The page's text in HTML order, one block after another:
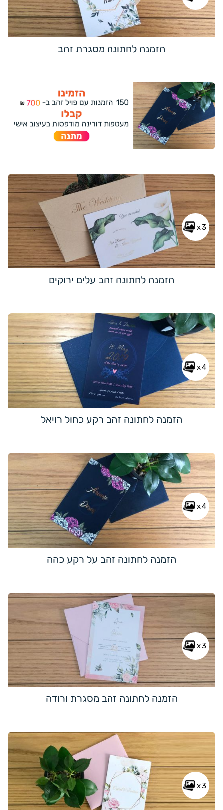
הזמנה לחתונה מסגרת זהב
x3
הזמנה לחתונה זהב עלים ירוקים
x4
הזמנה לחתונה זהב רקע כחול רויאל
x4
הזמנה לחתונה זהב על רקע כהה
x3
הזמנה לחתונה זהב מסגרת ורודה
x3